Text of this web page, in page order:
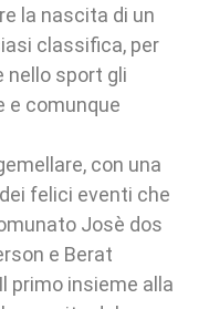
la nascita di un
classifica, per
nello sport gli
e comunque
con una
felici eventi che
Josè dos
e Berat
primo insieme alla